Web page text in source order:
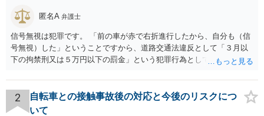
匿名A 弁護士
信号無視は犯罪です。 「前の車が赤で右折進行したから、自分も（信
号無視）した」ということですから、道路交通法違反として「３月以
下の拘禁刑又は５万円以下の罰金」という犯罪行為として処罰される
ようとしまいと現行犯逮捕できるわけです。 そこを、「サインをしな
いと逮捕する」というのは、「現行犯逮捕して刑事処分（罰金でも前
科になる）にできるが、認めてサインすれば反則処理（何千円程度の
2
自転車との接触事故後の対応と今後のリスクにつ
いて